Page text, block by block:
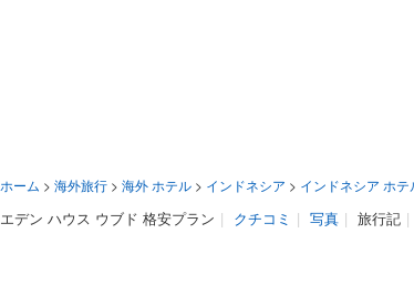
ホーム > 海外旅行 > 海外 ホテル > インドネシア > インドネシア ホテ
エデン ハウス ウブド 格安プラン | クチコミ | 写真 | 旅行記 |